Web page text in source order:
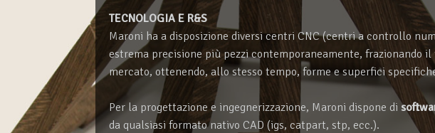
TECNOLOGIA E R&S
Maroni ha a disposizione diversi centri CNC (centri a controllo
estrema precisione più pezzi contemporaneamente,
mercato, ottenendo, allo stesso tempo, forme e superfici
Per la progettazione e ingegnerizzazione, Maroni dispone di
da qualsiasi formato nativo CAD (igs, catpart, stp, ecc.).